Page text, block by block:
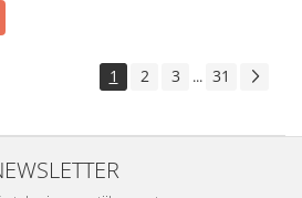
1 2 3 ... 31